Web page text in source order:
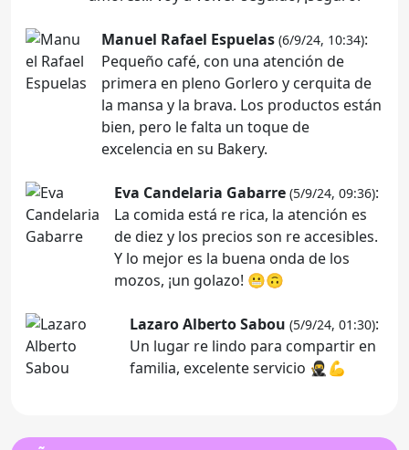
Manuel Rafael Espuelas (6/9/24, 10:34):
Pequeño café, con una atención de
primera en pleno Gorlero y cerquita de
la mansa y la brava. Los productos están
bien, pero le falta un toque de
excelencia en su Bakery.
Eva Candelaria Gabarre (5/9/24, 09:36):
La comida está re rica, la atención es
de diez y los precios son re accesibles.
Y lo mejor es la buena onda de los
mozos, ¡un golazo! 😬🙃
Lazaro Alberto Sabou (5/9/24, 01:30):
Un lugar re lindo para compartir en
familia, excelente servicio 🥷💪